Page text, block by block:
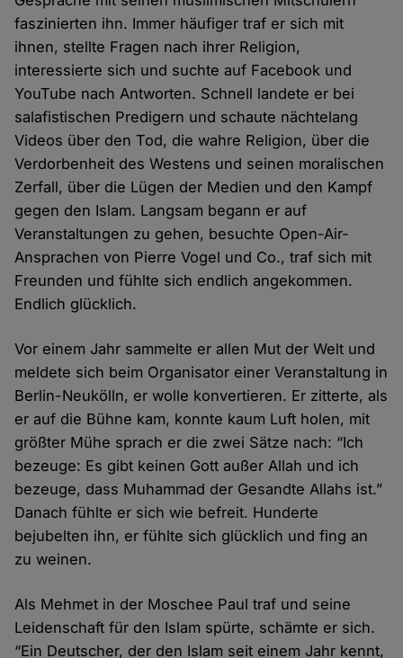
faszinierten ihn. Immer häufiger traf er sich mit
ihnen, stellte Fragen nach ihrer Religion,
interessierte sich und suchte auf Facebook und
YouTube nach Antworten. Schnell landete er bei
salafistischen Predigern und schaute nächtelang
Videos über den Tod, die wahre Religion, über die
Verdorbenheit des Westens und seinen moralischen
Zerfall, über die Lügen der Medien und den Kampf
gegen den Islam. Langsam begann er auf
Veranstaltungen zu gehen, besuchte Open-Air-
Ansprachen von Pierre Vogel und Co., traf sich mit
Freunden und fühlte sich endlich angekommen.
Endlich glücklich.
Vor einem Jahr sammelte er allen Mut der Welt und
meldete sich beim Organisator einer Veranstaltung in
Berlin-Neukölln, er wolle konvertieren. Er zitterte, als
er auf die Bühne kam, konnte kaum Luft holen, mit
größter Mühe sprach er die zwei Sätze nach: “Ich
bezeuge: Es gibt keinen Gott außer Allah und ich
bezeuge, dass Muhammad der Gesandte Allahs ist.”
Danach fühlte er sich wie befreit. Hunderte
bejubelten ihn, er fühlte sich glücklich und fing an
zu weinen.
Als Mehmet in der Moschee Paul traf und seine
Leidenschaft für den Islam spürte, schämte er sich.
“Ein Deutscher, der den Islam seit einem Jahr kennt,